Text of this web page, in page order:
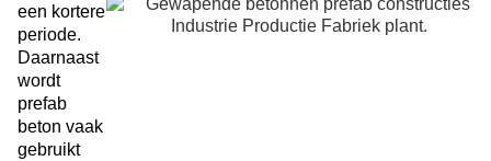
een kortere
periode.
Daarnaast
wordt
prefab
beton vaak
gebruikt